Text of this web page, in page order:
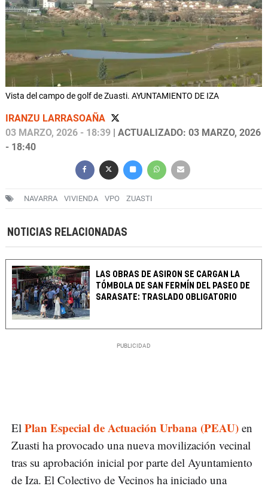
Vista del campo de golf de Zuasti. AYUNTAMIENTO DE IZA
IRANZU LARRASOAÑA
03 MARZO, 2026 - 18:39 | ACTUALIZADO: 03 MARZO, 2026
- 18:40
NAVARRA VIVIENDA VPO ZUASTI
NOTICIAS RELACIONADAS
LAS OBRAS DE ASIRON SE CARGAN LA
TÓMBOLA DE SAN FERMÍN DEL PASEO DE
SARASATE: TRASLADO OBLIGATORIO
El Plan Especial de Actuación Urbana (PEAU) en
Zuasti ha provocado una nueva movilización vecinal
tras su aprobación inicial por parte del Ayuntamiento
de Iza. El Colectivo de Vecinos ha iniciado una